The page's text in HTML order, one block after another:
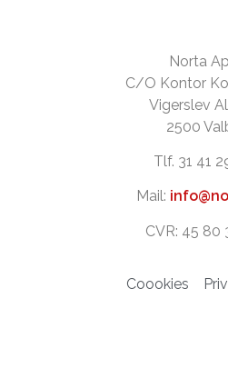
Norta
C/O Kontor
Vigerslev
2500
Tlf. 31 41
Mail:
CVR: 45 80
Coookies